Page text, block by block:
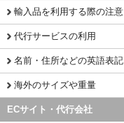
輸入品を利用する際の注意
代行サービスの利用
名前・住所などの英語表記
海外のサイズや重量
ECサイト・代行会社